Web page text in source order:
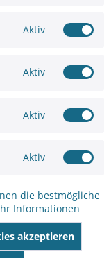
wurde
mehr
Aktiv
Aktiv
Aktiv
Aktiv
die bestmögliche
Informationen
akzeptieren